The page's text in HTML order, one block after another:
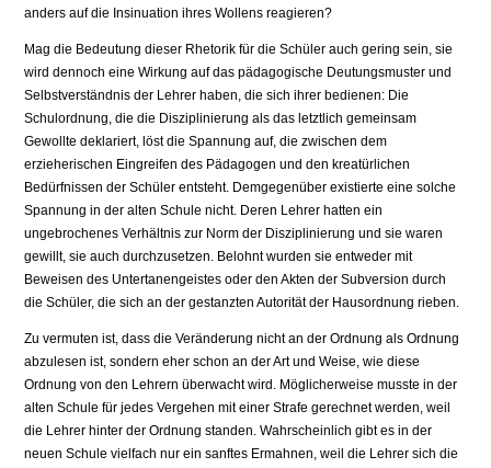
anders auf die Insinuation ihres Wollens reagieren?
Mag die Bedeutung dieser Rhetorik für die Schüler auch gering sein, sie
wird den­noch eine Wirkung auf das pädagogische Deutungsmuster und
Selbstverständnis der Lehrer haben, die sich ihrer bedienen: Die
Schulordnung, die die Disziplinierung als das letztlich gemeinsam
Gewollte deklariert, löst die Spannung auf, die zwischen dem
erzieherischen Eingreifen des Pädagogen und den kreatürlichen
Bedürfnissen der Schüler entsteht. Demgegenüber existierte eine solche
Spannung in der alten Schule nicht. Deren Lehrer hatten ein
ungebrochenes Verhältnis zur Norm der Diszi­plinierung und sie waren
gewillt, sie auch durchzusetzen. Belohnt wurden sie entwe­der mit
Beweisen des Untertanengeistes oder den Akten der Subversion durch
die Schüler, die sich an der gestanzten Autorität der Hausordnung rieben.
Zu vermuten ist, dass die Veränderung nicht an der Ordnung als Ordnung
abzulesen ist, sondern eher schon an der Art und Weise, wie diese
Ordnung von den Lehrern überwacht wird. Möglicherweise musste in der
alten Schule für jedes Vergehen mit einer Strafe gerechnet werden, weil
die Lehrer hinter der Ordnung standen. Wahr­scheinlich gibt es in der
neuen Schule vielfach nur ein sanftes Ermahnen, weil die Lehrer sich die